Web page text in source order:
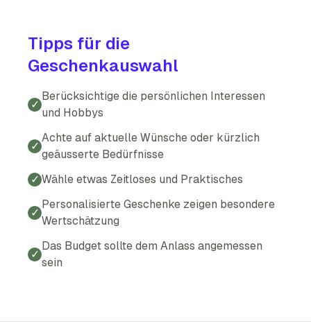
Tipps für die
Geschenkauswahl
✓
Berücksichtige die persönlichen Interessen
und Hobbys
✓
Achte auf aktuelle Wünsche oder kürzlich
geäusserte Bedürfnisse
✓Wähle etwas Zeitloses und Praktisches
✓
Personalisierte Geschenke zeigen besondere
Wertschätzung
✓
Das Budget sollte dem Anlass angemessen
sein